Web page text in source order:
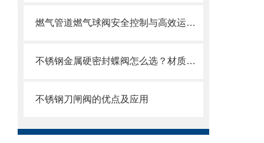
燃气管道燃气球阀安全控制与高效运行的“核心开关”
不锈钢金属硬密封蝶阀怎么选？材质、压力、温度一文搞定选购指南
不锈钢刀闸阀的优点及应用